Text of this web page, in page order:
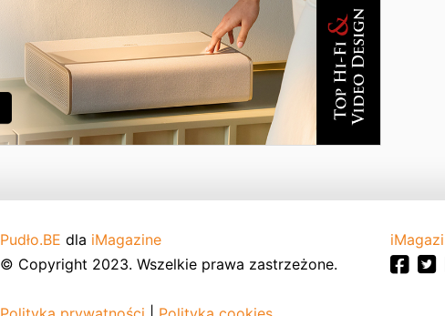
Pudło.BE dla iMagazine
© Copyright 2023. Wszelkie prawa zastrzeżone.